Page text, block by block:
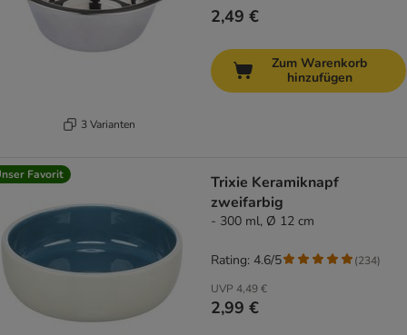
3 Varianten
2,49 €
Zum Warenkorb
hinzufügen
Favorit
Trixie Keramiknapf
zweifarbig
- 300 ml, Ø 12 cm
UVP 4,49 €
2,99 €
Rating: 4.6/5 (234)